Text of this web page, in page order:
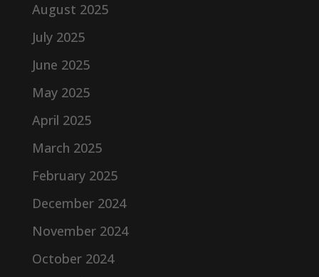
August 2025
July 2025
June 2025
May 2025
April 2025
March 2025
February 2025
December 2024
November 2024
October 2024